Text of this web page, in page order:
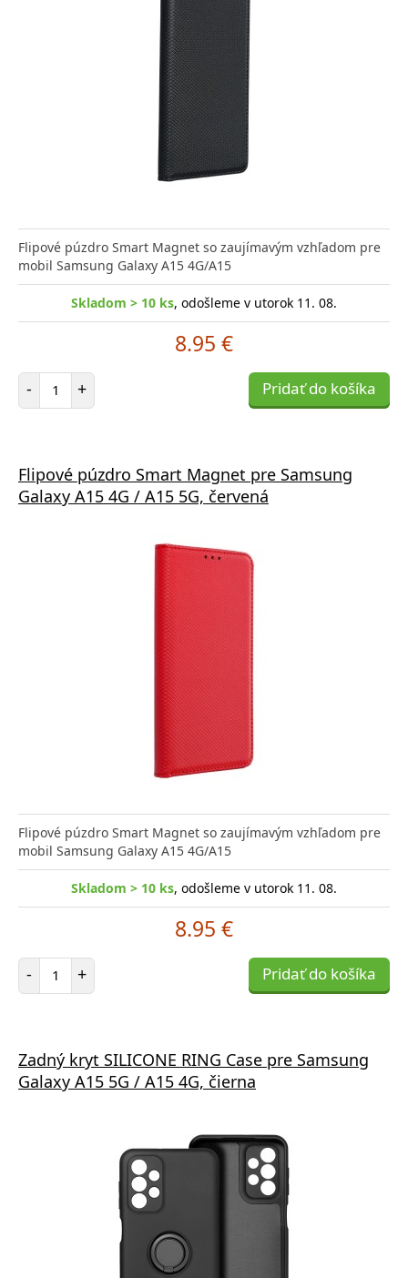
Flipové púzdro Smart Magnet so zaujímavým vzhľadom pre
mobil Samsung Galaxy A15 4G/A15
Skladom > 10 ks, odošleme v utorok 11. 08.
8.95 €
- Počet položiek
+ Pridať do košíka
Flipové púzdro Smart Magnet pre Samsung
Galaxy A15 4G / A15 5G, červená
Flipové púzdro Smart Magnet so zaujímavým vzhľadom pre
mobil Samsung Galaxy A15 4G/A15
Skladom > 10 ks, odošleme v utorok 11. 08.
8.95 €
- Počet položiek
+ Pridať do košíka
Zadný kryt SILICONE RING Case pre Samsung
Galaxy A15 5G / A15 4G, čierna